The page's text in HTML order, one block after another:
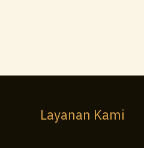
Layanan Kami